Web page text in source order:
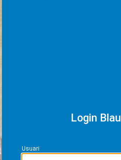
Login Blau
Usuari